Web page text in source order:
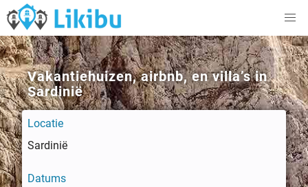
Vakantiehuizen, airbnb, en villa’s in
Sardinië
Locatie
Datums